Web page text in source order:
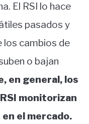
El RSI lo hace
pasados y
los cambios de
o bajan
en general, los
monitorizan
el mercado.